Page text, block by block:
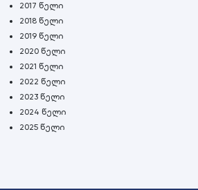
2017 წელი
2018 წელი
2019 წელი
2020 წელი
2021 წელი
2022 წელი
2023 წელი
2024 წელი
2025 წელი